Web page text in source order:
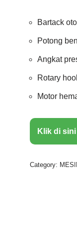
Bartack
Potong
Angkat
Rotary
Motor
Klik di
Category: